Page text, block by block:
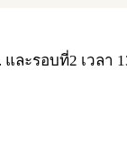
ละรอบที่2 เวลา